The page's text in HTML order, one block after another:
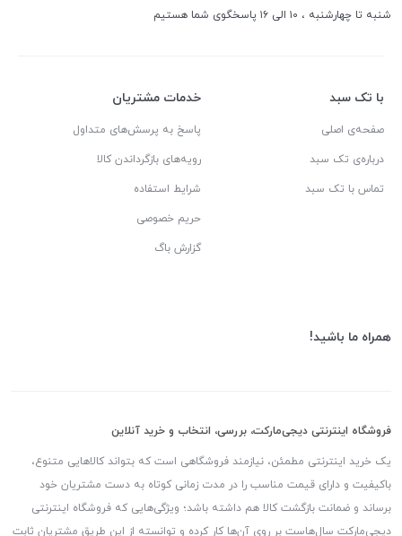
شنبه تا چهارشنبه ، ۱۰ الی ۱۶ پاسخگوی شما هستیم
با تک سبد
صفحه‌ی اصلی
درباره‌ی تک سبد
تماس با تک سبد
خدمات مشتریان
پاسخ به پرسش‌های متداول
رویه‌های بازگرداندن کالا
شرایط استفاده
حریم خصوصی
گزارش باگ
همراه ما باشید!
فروشگاه اینترنتی دیجی‌مارکت، بررسی، انتخاب و خرید آنلاین
یک خرید اینترنتی مطمئن، نیازمند فروشگاهی است که بتواند کالاهایی متنوع،
باکیفیت و دارای قیمت مناسب را در مدت زمانی کوتاه به دست مشتریان خود
برساند و ضمانت بازگشت کالا هم داشته باشد؛ ویژگی‌هایی که فروشگاه اینترنتی
دیجی‌مارکت سال‌هاست بر روی آن‌ها کار کرده و توانسته از این طریق مشتریان ثابت